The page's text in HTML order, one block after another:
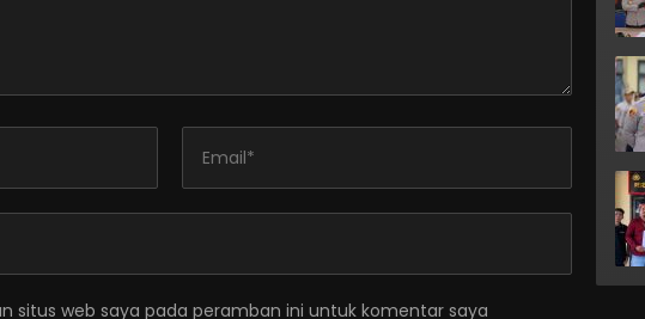
situs web saya pada peramban ini untuk komentar saya